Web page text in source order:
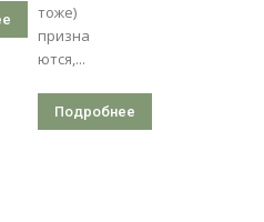
тоже)
призна
ются,...
Подробнее